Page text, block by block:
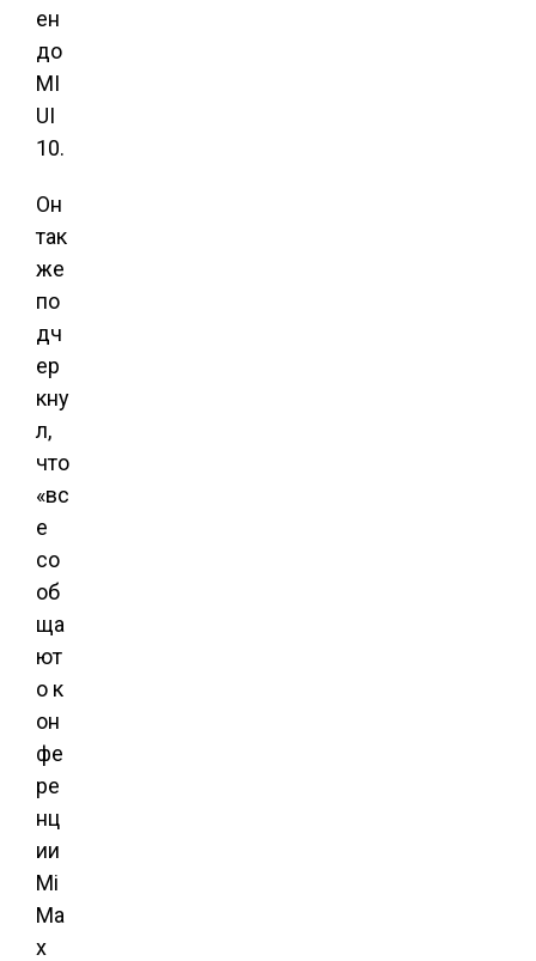
ен
до
MI
UI
10.
Он
так
же
по
дч
ер
кну
л,
что
«вс
е
со
об
ща
ют
о к
он
фе
ре
нц
ии
Mi
Ma
x